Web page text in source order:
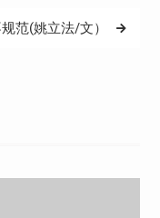
范(姚立法/文）